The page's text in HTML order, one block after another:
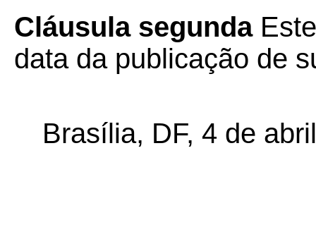
Cláusula segunda
data da publicação de
Brasília, DF, 4 de